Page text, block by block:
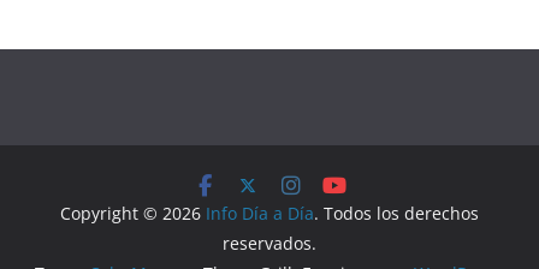
Copyright © 2026 Info Día a Día. Todos los derechos
reservados.